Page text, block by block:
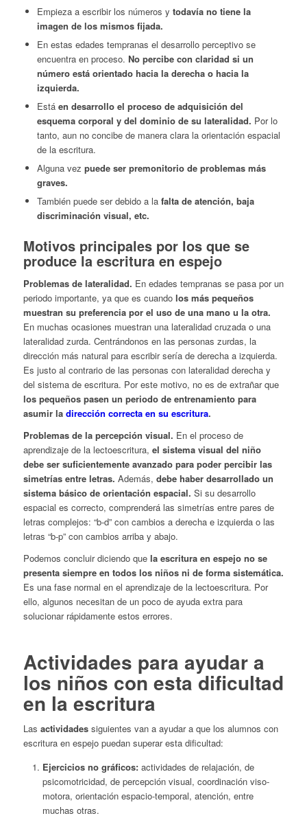
Empieza a escribir los números y todavía no tiene la
imagen de los mismos fijada.
En estas edades tempranas el desarrollo perceptivo se
encuentra en proceso. No percibe con claridad si un
número está orientado hacia la derecha o hacia la
izquierda.
Está en desarrollo el proceso de adquisición del
esquema corporal y del dominio de su lateralidad. Por lo
tanto, aun no concibe de manera clara la orientación espacial
de la escritura.
Alguna vez puede ser premonitorio de problemas más
graves.
También puede ser debido a la falta de atención, baja
discriminación visual, etc.
Motivos principales por los que se
produce la escritura en espejo
Problemas de lateralidad. En edades tempranas se pasa por un
periodo importante, ya que es cuando los más pequeños
muestran su preferencia por el uso de una mano u la otra.
En muchas ocasiones muestran una lateralidad cruzada o una
lateralidad zurda. Centrándonos en las personas zurdas, la
dirección más natural para escribir sería de derecha a izquierda.
Es justo al contrario de las personas con lateralidad derecha y
del sistema de escritura. Por este motivo, no es de extrañar que
los pequeños pasen un periodo de entrenamiento para
asumir la dirección correcta en su escritura.
Problemas de la percepción visual. En el proceso de
aprendizaje de la lectoescritura, el sistema visual del niño
debe ser suficientemente avanzado para poder percibir las
simetrías entre letras. Además, debe haber desarrollado un
sistema básico de orientación espacial. Si su desarrollo
espacial es correcto, comprenderá las simetrías entre pares de
letras complejos: “b-d” con cambios a derecha e izquierda o las
letras “b-p” con cambios arriba y abajo.
Podemos concluir diciendo que la escritura en espejo no se
presenta siempre en todos los niños ni de forma sistemática.
Es una fase normal en el aprendizaje de la lectoescritura. Por
ello, algunos necesitan de un poco de ayuda extra para
solucionar rápidamente estos errores.
Actividades para ayudar a
los niños con esta dificultad
en la escritura
Las actividadessiguientes van a ayudar a que los alumnos con
escritura en espejo puedan superar esta dificultad:
Ejercicios no gráficos:actividades de relajación, de
psicomotricidad, de percepción visual, coordinación viso-
motora, orientación espacio-temporal, atención, entre
muchas otras.